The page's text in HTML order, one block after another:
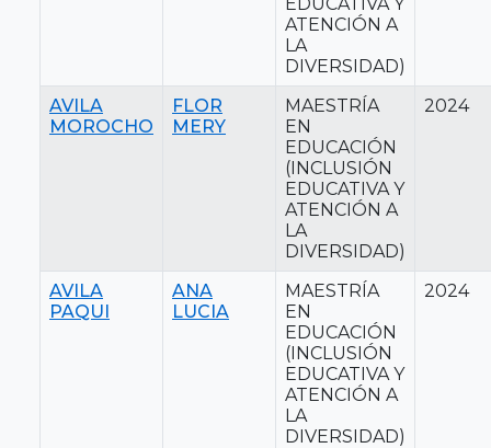
ATENCIÓN A
LA
DIVERSIDAD)
AVILA
MOROCHO
FLOR
MERY
MAESTRÍA
EN
EDUCACIÓN
(INCLUSIÓN
EDUCATIVA Y
ATENCIÓN A
LA
DIVERSIDAD)
2024
AVILA
PAQUI
ANA
LUCIA
MAESTRÍA
EN
EDUCACIÓN
(INCLUSIÓN
EDUCATIVA Y
ATENCIÓN A
LA
DIVERSIDAD)
2024